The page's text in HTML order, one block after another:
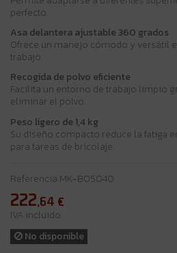
perfecto.
Asa delantera ajustable 360 grados
Ofrece un manejo cómodo y versátil
trabajo.
Recogida de polvo eficiente
Facilita un entorno de trabajo limpio
eliminar el polvo.
Peso ligero de 1,4 kg
Su diseño compacto reduce la fatiga
para tareas de bricolaje.
Referencia MK-BO5040
222,64 €
IVA incluido
No disponible